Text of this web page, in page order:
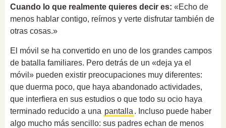
Cuando lo que realmente quieres decir es: «Echo de
menos hablar contigo, reírnos y verte disfrutar también de
otras cosas.»
El móvil se ha convertido en uno de los grandes campos
de batalla familiares. Pero detrás de un «deja ya el
móvil» pueden existir preocupaciones muy diferentes:
que duerma poco, que haya abandonado actividades,
que interfiera en sus estudios o que todo su ocio haya
terminado reducido a una pantalla . Incluso puede haber
algo mucho más sencillo: sus padres echan de menos